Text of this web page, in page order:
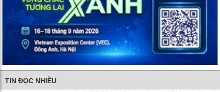
TIN ĐỌC NHIỀU